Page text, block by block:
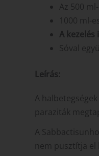
Az 500
1000 ml-
A
Sóval
Leírás:
A
paraziták
A
nem pusztítja el